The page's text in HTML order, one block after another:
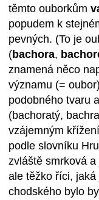
těmto ouborkům
popudem k
pevných. (To je
(bachora,
znamená něco
významu (=
podobného tvaru
(bachoratý,
vzájemným
podle slovníku
zvláště smrková
ale těžko říci,
chodského bylo